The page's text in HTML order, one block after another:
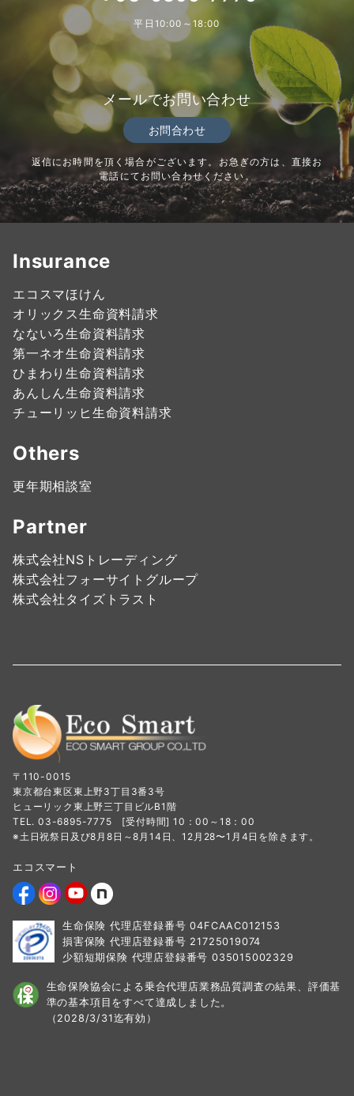
平日10:00～18:00
メールでお問い合わせ
お問合わせ
返信にお時間を頂く場合がございます。お急ぎの方は、直接お
電話にてお問い合わせください。
Insurance
エコスマほけん
オリックス生命資料請求
なないろ生命資料請求
第一ネオ生命資料請求
ひまわり生命資料請求
あんしん生命資料請求
チューリッヒ生命資料請求
Others
更年期相談室
Partner
株式会社NSトレーディング
株式会社フォーサイトグループ
株式会社タイズトラスト
〒110-0015
東京都台東区東上野3丁目3番3号
ヒューリック東上野三丁目ビルB1階
TEL. 03-6895-7775 [受付時間] 10：00～18：00
※土日祝祭日及び8月8日～8月14日、12月28〜1月4日を除きます。
エコスマート
生命保険 代理店登録番号 04FCAAC012153
損害保険 代理店登録番号 21725019074
少額短期保険 代理店登録番号 035015002329
生命保険協会による乗合代理店業務品質調査の結果、 評価基
準の基本項目をすべて達成しました。
（2028/3/31迄有効）